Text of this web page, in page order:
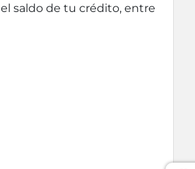
saldo de tu crédito, entre